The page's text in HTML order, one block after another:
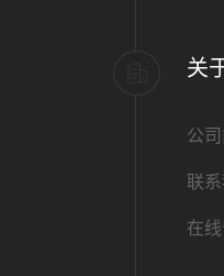
关
公
联
在